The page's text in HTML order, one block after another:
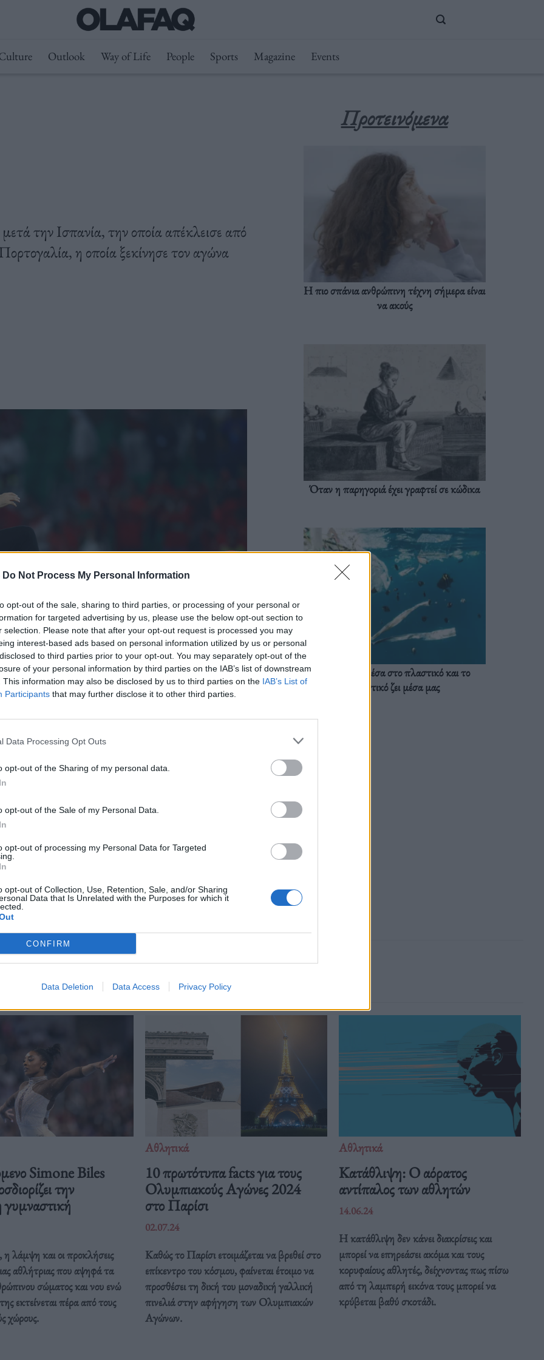
Do Not Process My Personal Information
opt-out of the sale, sharing to third parties, or processing of your personal or
for targeted advertising by us, please use the below opt-out section to
selection. Please note that after your opt-out request is processed you may
interest-based ads based on personal information utilized by us or personal
to third parties prior to your opt-out. You may separately opt-out of the
of your personal information by third parties on the IAB’s list of downstream
This information may also be disclosed by us to third parties on the IAB’s List of
Participants that may further disclose it to other third parties.
Data Processing Opt Outs
opt-out of the Sharing of my personal data.
opt-out of the Sale of my Personal Data.
opt-out of processing my Personal Data for Targeted
opt-out of Collection, Use, Retention, Sale, and/or Sharing
Data that Is Unrelated with the Purposes for which it
CONFIRM
Data Deletion Data Access Privacy Policy
Outlook Way of Life People Sports Magazine Events
την Ισπανία, την οποία απέκλεισε από
η οποία ξεκίνησε τον αγώνα
την Ισπανία, την οποία απέκλεισε
Πορτογαλία, η οποία ξεκίνησε τον
Προτεινόμενα
Η πιο σπάνια ανθρώπινη τέχνη σήμερα είναι
να ακούς
Όταν η παρηγοριά έχει γραφτεί σε κώδικα
Ζούμε ήδη μέσα στο πλαστικό και το
πλαστικό ζει μέσα μας
Δείτε επίσης
Simone Biles
την
γυμναστική
λάμψη και οι προκλήσεις
αθλήτριας που αψηφά τα
σώματος και νου ενώ
εκτείνεται πέρα από τους
χώρους.
Αθλητικά
10 πρωτότυπα facts για τους
Ολυμπιακούς Αγώνες 2024
στο Παρίσι
02.07.24
Καθώς το Παρίσι ετοιμάζεται να βρεθεί στο
επίκεντρο του κόσμου, φαίνεται έτοιμο να
προσθέσει τη δική του μοναδική γαλλική
πινελιά στην αφήγηση των Ολυμπιακών
Αγώνων.
Αθλητικά
Κατάθλιψη: Ο αόρατος
αντίπαλος των αθλητών
14.06.24
Η κατάθλιψη δεν κάνει διακρίσεις και
μπορεί να επηρεάσει ακόμα και τους
κορυφαίους αθλητές, δείχνοντας πως πίσω
από τη λαμπερή εικόνα τους μπορεί να
κρύβεται βαθύ σκοτάδι.